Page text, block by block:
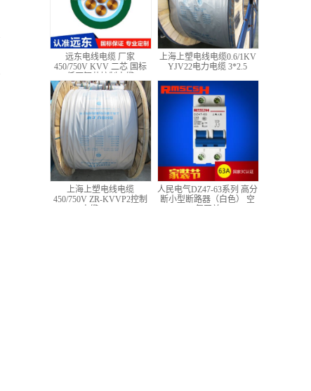
远东电线电缆 厂家
450/750V KVV 二芯 国标
上海上塑电线电缆0.6/1KV
YJV22电力电缆 3*2.5
上海上塑电线电缆
450/750V ZR-KVVP2控制
人民电气DZ47-63系列 高分
断小型断路器（白色） 空